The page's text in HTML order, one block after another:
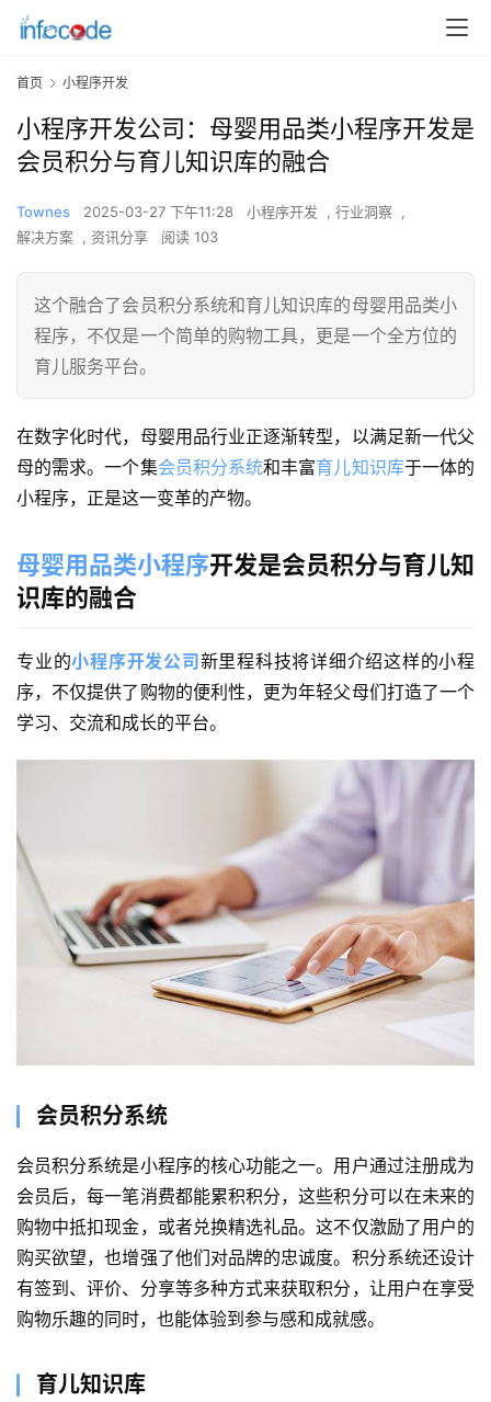
首页 小程序开发
小程序开发公司：母婴用品类小程序开发是
会员积分与育儿知识库的融合
Townes 2025-03-27 下午11:28 小程序开发 , 行业洞察
,
解决方案 , 资讯分享 阅读 103
这个融合了会员积分系统和育儿知识库的母婴用品类小
程序，不仅是一个简单的购物工具，更是一个全方位的
育儿服务平台。
在数字化时代，母婴用品行业正逐渐转型，以满足新一代父
母的需求。一个集会员积分系统和丰富育儿知识库于一体的
小程序，正是这一变革的产物。
母婴用品类小程序开发是会员积分与育儿知
识库的融合
专业的小程序开发公司新里程科技将详细介绍这样的小程
序，不仅提供了购物的便利性，更为年轻父母们打造了一个
学习、交流和成长的平台。
会员积分系统
会员积分系统是小程序的核心功能之一。用户通过注册成为
会员后，每一笔消费都能累积积分，这些积分可以在未来的
购物中抵扣现金，或者兑换精选礼品。这不仅激励了用户的
购买欲望，也增强了他们对品牌的忠诚度。积分系统还设计
有签到、评价、分享等多种方式来获取积分，让用户在享受
购物乐趣的同时，也能体验到参与感和成就感。
育儿知识库